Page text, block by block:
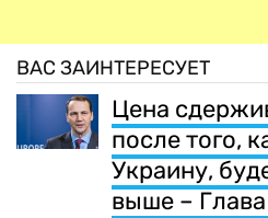
ВАС ЗАИНТЕРЕСУЕТ
Цена
после того,
Украину,
выше –